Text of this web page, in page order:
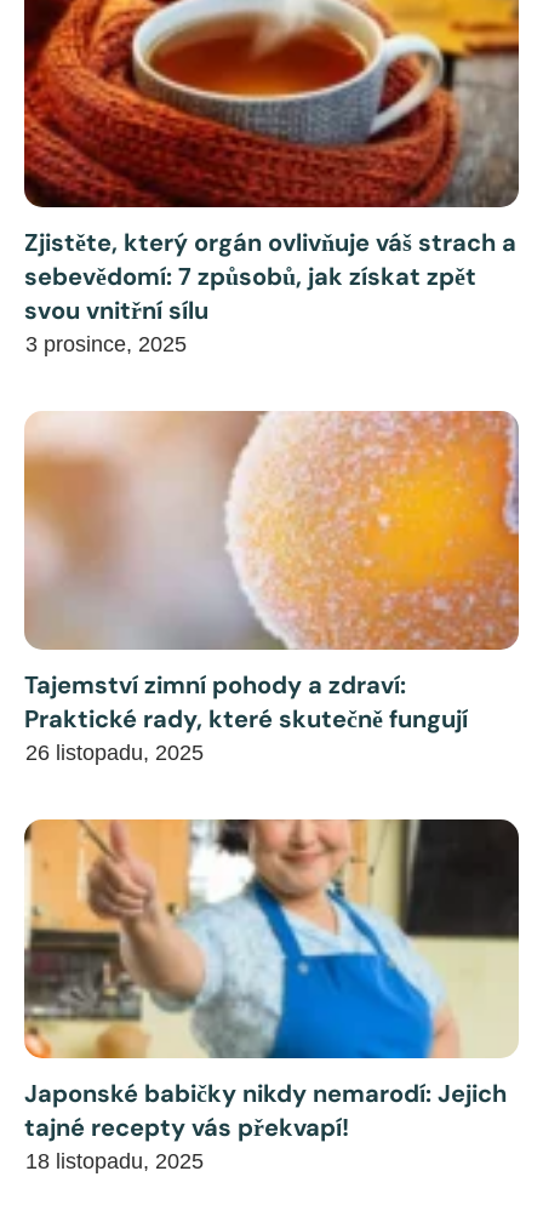
Zjistěte, který orgán ovlivňuje váš strach a
sebevědomí: 7 způsobů, jak získat zpět
svou vnitřní sílu
3 prosince, 2025
Tajemství zimní pohody a zdraví:
Praktické rady, které skutečně fungují
26 listopadu, 2025
Japonské babičky nikdy nemarodí: Jejich
tajné recepty vás překvapí!
18 listopadu, 2025